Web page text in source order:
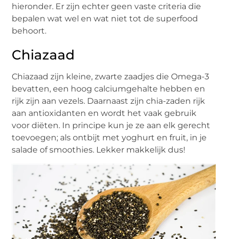
hieronder. Er zijn echter geen vaste criteria die
bepalen wat wel en wat niet tot de superfood
behoort.
Chiazaad
Chiazaad zijn kleine, zwarte zaadjes die Omega-3
bevatten, een hoog calciumgehalte hebben en
rijk zijn aan vezels. Daarnaast zijn chia-zaden rijk
aan antioxidanten en wordt het vaak gebruik
voor diëten. In principe kun je ze aan elk gerecht
toevoegen; als ontbijt met yoghurt en fruit, in je
salade of smoothies. Lekker makkelijk dus!